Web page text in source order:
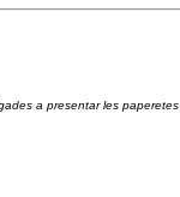
a presentar les